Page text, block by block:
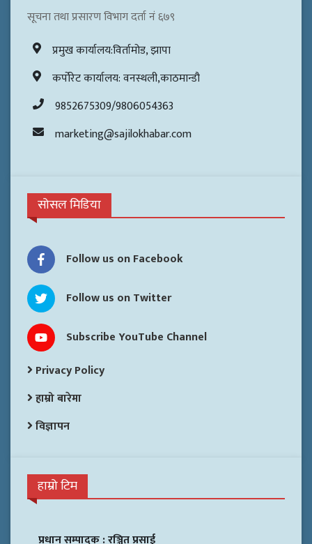
सूचना तथा प्रसारण विभाग दर्ता नं ६७९
प्रमुख कार्यालय:विर्तामोड, झापा
कर्पोरेट कार्यालय: वनस्थली,काठमान्डौ
9852675309/9806054363
marketing@sajilokhabar.com
सोसल मिडिया
Follow us on Facebook
Follow us on Twitter
Subscribe YouTube Channel
Privacy Policy
हाम्रो बारेमा
विज्ञापन
हाम्रो टिम